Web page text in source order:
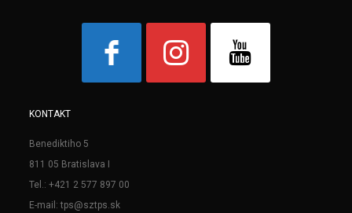
KONTAKT
Benediktiho 5
811 05 Bratislava I
Tel.: +421 2 577 897 00
E-mail: tps@sztps.sk